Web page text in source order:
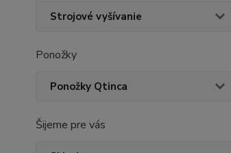
Strojové vyšívanie
Ponožky
Ponožky Qtinca
Šijeme pre vás